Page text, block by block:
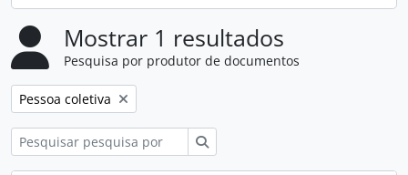
Mostrar 1 resultados
Pesquisa por produtor de documentos
Remover filtro:
Pessoa coletiva